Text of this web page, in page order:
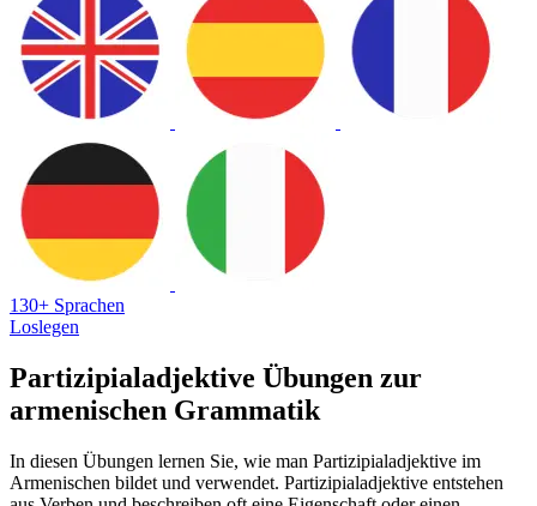
130+ Sprachen
Loslegen
Partizipialadjektive Übungen zur
armenischen Grammatik
In diesen Übungen lernen Sie, wie man Partizipialadjektive im
Armenischen bildet und verwendet. Partizipialadjektive entstehen